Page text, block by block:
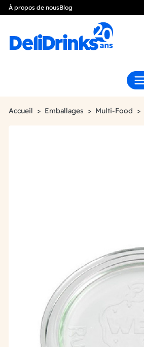
À propos de nousBlog
Accueil Emballages Multi-Food